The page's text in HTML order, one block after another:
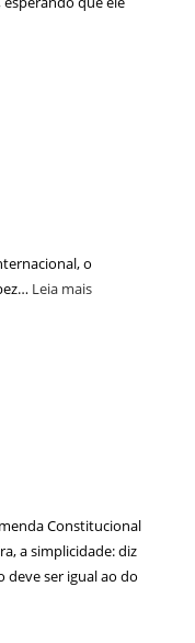
o
Leia mais
Constitucional
a simplicidade: diz
deve ser igual ao do